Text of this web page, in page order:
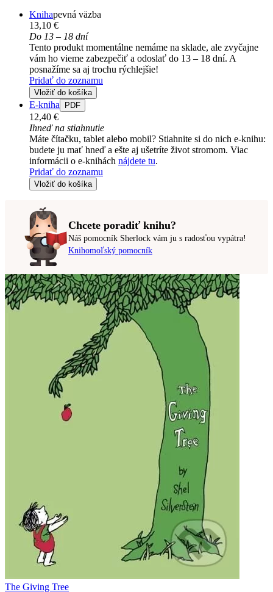
Knihapevná väzba
13,10 €
Do 13 – 18 dní
Tento produkt momentálne nemáme na sklade, ale zvyčajne
vám ho vieme zabezpečiť a odoslať do 13 – 18 dní. A
posnažíme sa aj trochu rýchlejšie!
Pridať do zoznamu
Vložiť do košíka
E-kniha PDF
12,40 €
Ihneď na stiahnutie
Máte čítačku, tablet alebo mobil? Stiahnite si do nich e-knihu:
budete ju mať hneď a ešte aj ušetríte život stromom. Viac
informácii o e-knihách nájdete tu.
Pridať do zoznamu
Vložiť do košíka
Chcete poradiť knihu?
Náš pomocník Sherlock vám ju s radosťou vypátra!
Knihomoľský pomocník
The Giving Tree